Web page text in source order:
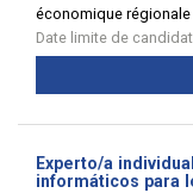
économique
Date limite de
Experto/a
informáticos para